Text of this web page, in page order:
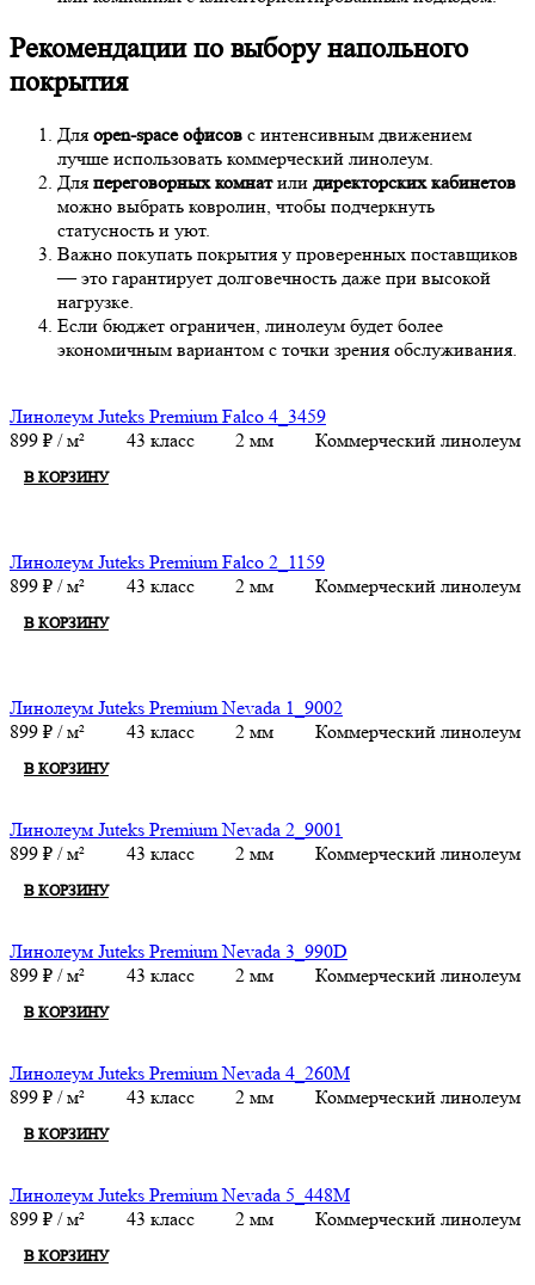
Рекомендации по выбору напольного
покрытия
Для open-space офисов с интенсивным движением
лучше использовать коммерческий линолеум.
Для переговорных комнатили директорских кабинетов
можно выбрать ковролин, чтобы подчеркнуть
статусность и уют.
Важно покупать покрытия у проверенных поставщиков
— это гарантирует долговечность даже при высокой
нагрузке.
Если бюджет ограничен, линолеум будет более
экономичным вариантом с точки зрения обслуживания.
Линолеум Juteks Premium Falco 4_3459
899 ₽ / м² 43 класс 2 мм Коммерческий линолеум
В КОРЗИНУ
Линолеум Juteks Premium Falco 2_1159
899 ₽ / м² 43 класс 2 мм Коммерческий линолеум
В КОРЗИНУ
Линолеум Juteks Premium Nevada 1_9002
899 ₽ / м² 43 класс 2 мм Коммерческий линолеум
В КОРЗИНУ
Линолеум Juteks Premium Nevada 2_9001
899 ₽ / м² 43 класс 2 мм Коммерческий линолеум
В КОРЗИНУ
Линолеум Juteks Premium Nevada 3_990D
899 ₽ / м² 43 класс 2 мм Коммерческий линолеум
В КОРЗИНУ
Линолеум Juteks Premium Nevada 4_260M
899 ₽ / м² 43 класс 2 мм Коммерческий линолеум
В КОРЗИНУ
Линолеум Juteks Premium Nevada 5_448M
899 ₽ / м² 43 класс 2 мм Коммерческий линолеум
В КОРЗИНУ